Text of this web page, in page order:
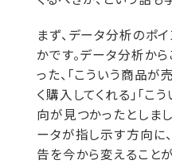
まず、データ分析のポイ
かです。データ分析か
った、「こういう商品が
く購入してくれる」「こ
向が見つかったとしまし
ータが指し示す方向に
告を今から変えること